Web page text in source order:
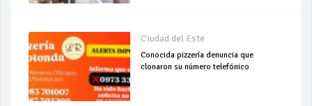
Ciudad del Este
Conocida pizzería denuncia que
clonaron su número telefónico